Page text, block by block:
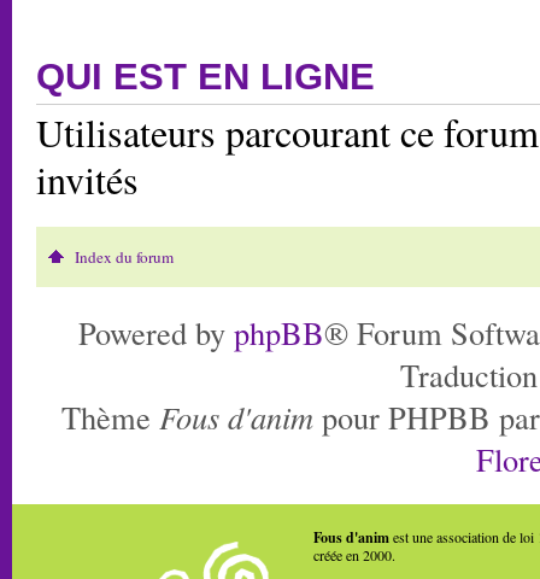
QUI EST EN LIGNE
Utilisateurs parcourant ce
invités
Index du forum
Powered by phpBB® Forum
Thème Fous d'anim pour PHPBB
Fous d'animest une association de loi
créée en 2000.